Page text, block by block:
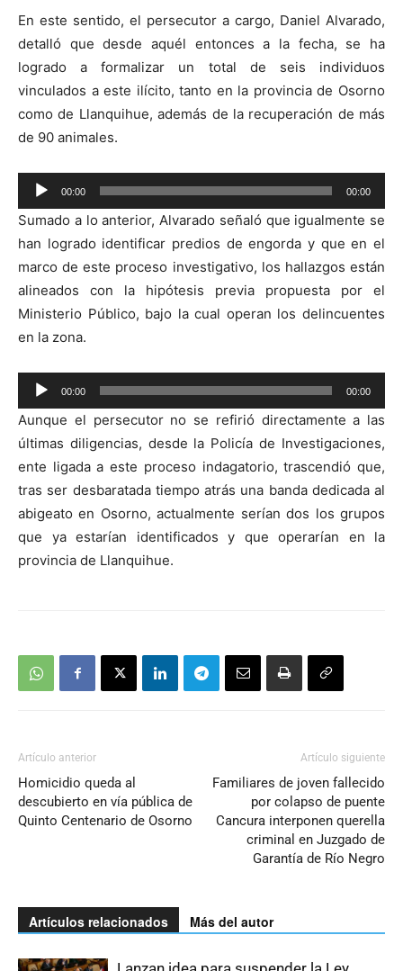
En este sentido, el persecutor a cargo, Daniel Alvarado,
detalló que desde aquél entonces a la fecha, se ha
logrado a formalizar un total de seis individuos
vinculados a este ilícito, tanto en la provincia de Osorno
como de Llanquihue, además de la recuperación de más
de 90 animales.
Reproductor
de
audio
00:00 00:00
Sumado a lo anterior, Alvarado señaló que igualmente se
han logrado identificar predios de engorda y que en el
marco de este proceso investigativo, los hallazgos están
alineados con la hipótesis previa propuesta por el
Ministerio Público, bajo la cual operan los delincuentes
en la zona.
Reproductor
de
audio
00:00 00:00
Aunque el persecutor no se refirió directamente a las
últimas diligencias, desde la Policía de Investigaciones,
ente ligada a este proceso indagatorio, trascendió que,
tras ser desbaratada tiempo atrás una banda dedicada al
abigeato en Osorno, actualmente serían dos los grupos
que ya estarían identificados y que operarían en la
provincia de Llanquihue.
Artículo anterior
Homicidio queda al
descubierto en vía pública de
Quinto Centenario de Osorno
Artículo siguiente
Familiares de joven fallecido
por colapso de puente
Cancura interponen querella
criminal en Juzgado de
Garantía de Río Negro
Artículos relacionados Más del autor